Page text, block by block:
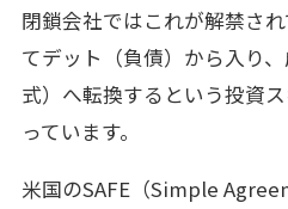
閉鎖会社ではこれが解禁さ
てデット（負債）から入り
式）へ転換するという投資
っています。
米国のSAFE（Simple